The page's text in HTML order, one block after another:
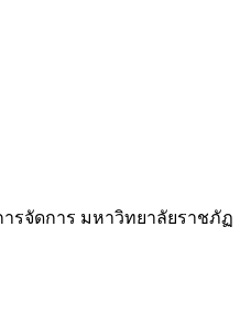
ารจัดการ มหาวิทยาลัยราชภัฏ